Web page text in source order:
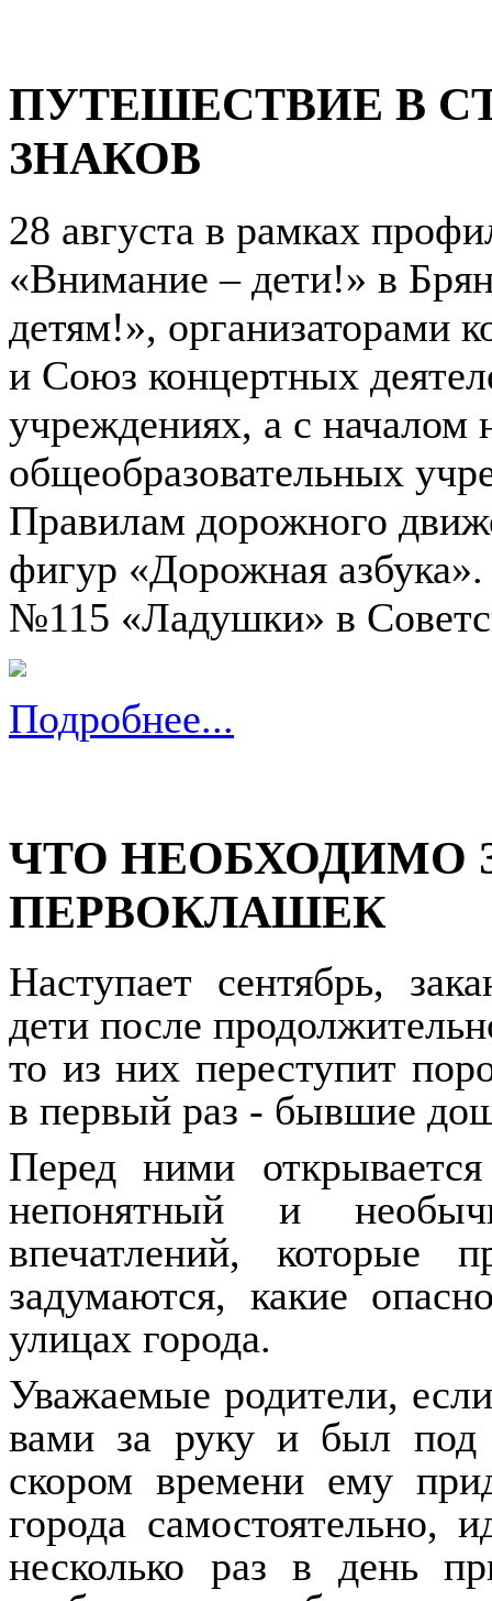
ПУТЕШЕСТВИЕ В
ЗНАКОВ
28 августа в рамках
«Внимание – дети!» в
детям!», организаторами
и Союз концертных
учреждениях, а с началом
общеобразовательных
Правилам дорожного
фигур «Дорожная
№115 «Ладушки» в
Подробнее...
ЧТО НЕОБХОДИМО
ПЕРВОКЛАШЕК
Наступает сентябрь,
дети после
то из них переступит
в первый раз - бывшие
Перед ними
непонятный и
впечатлений, которые
задумаются, какие
улицах города.
Уважаемые родители,
вами за руку и был под
скором времени ему
города
несколько раз в день